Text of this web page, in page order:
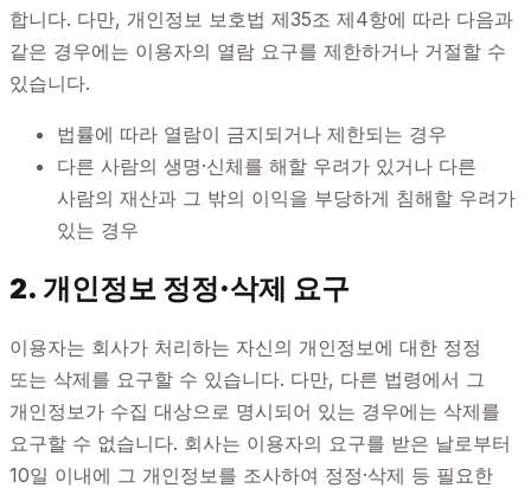
합니다. 다만, 개인정보 보호법 제35조 제4항에 따라 다음과
같은 경우에는 이용자의 열람 요구를 제한하거나 거절할 수
있습니다.
법률에 따라 열람이 금지되거나 제한되는 경우
다른 사람의 생명·신체를 해할 우려가 있거나 다른
사람의 재산과 그 밖의 이익을 부당하게 침해할 우려가
있는 경우
2. 개인정보 정정·삭제 요구
이용자는 회사가 처리하는 자신의 개인정보에 대한 정정
또는 삭제를 요구할 수 있습니다. 다만, 다른 법령에서 그
개인정보가 수집 대상으로 명시되어 있는 경우에는 삭제를
요구할 수 없습니다. 회사는 이용자의 요구를 받은 날로부터
10일 이내에 그 개인정보를 조사하여 정정·삭제 등 필요한